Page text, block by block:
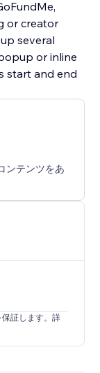
or creator
several
or inline
start and end
ンテンツをあ
証します。詳